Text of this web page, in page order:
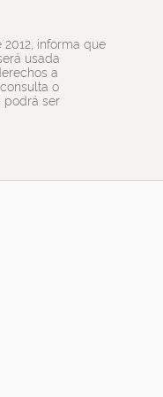
2012, informa que
usada
a
o
podrá ser